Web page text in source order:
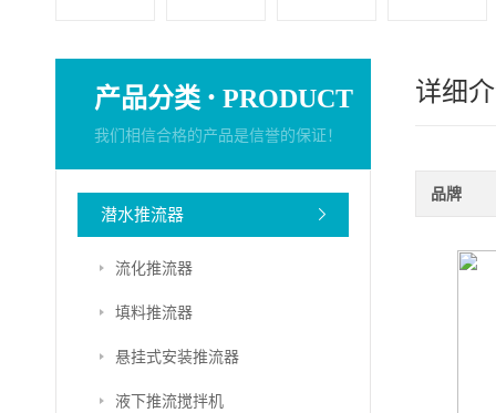
产品分类 · PRODUCT
我们相信合格的产品是信誉的保证！
潜水推流器
流化推流器
填料推流器
悬挂式安装推流器
液下推流搅拌机
详细
品牌